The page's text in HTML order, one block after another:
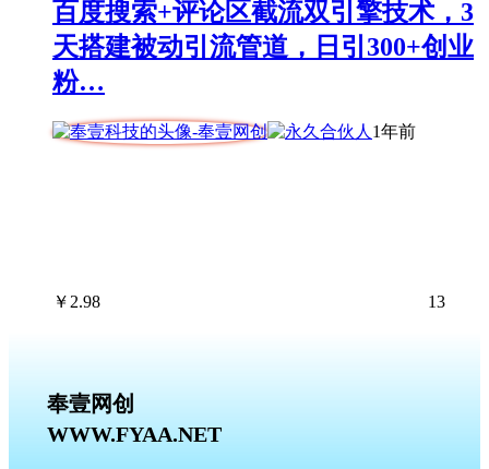
百度搜索+评论区截流双引擎技术，3
天搭建被动引流管道，日引300+创业
粉…
1年前
￥ 2.98 13
奉壹网创
WWW.FYAA.NET